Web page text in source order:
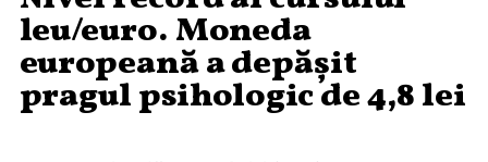
leu/euro. Moneda
europeană a depășit
pragul psihologic de 4,8 lei